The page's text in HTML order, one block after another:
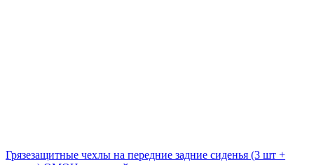
Грязезащитные чехлы на передние задние сиденья (3 шт +